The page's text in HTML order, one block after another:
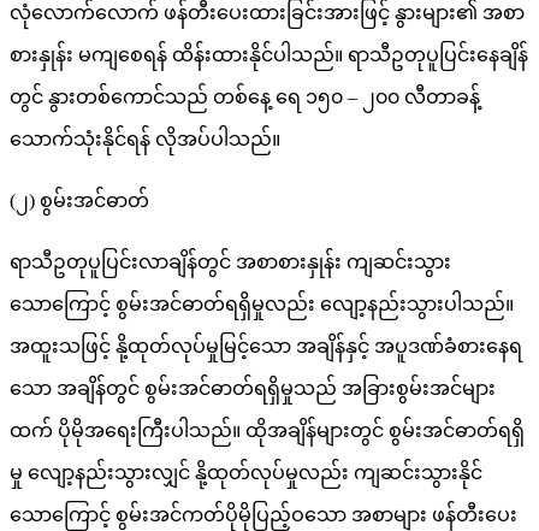
လုံလောက်လောက် ဖန်တီးပေးထားခြင်းအားဖြင့် နွားများ၏ အစာ
စားနှုန်း မကျစေရန် ထိန်းထားနိုင်ပါသည်။ ရာသီဥတုပူပြင်းနေချိန်
တွင် နွားတစ်ကောင်သည် တစ်နေ့ ရေ ၁၅၀ – ၂၀၀ လီတာခန့်
သောက်သုံးနိုင်ရန် လိုအပ်ပါသည်။
(၂) စွမ်းအင်ဓာတ်
ရာသီဥတုပူပြင်းလာချိန်တွင် အစာစားနှုန်း ကျဆင်းသွား
သောကြောင့် စွမ်းအင်ဓာတ်ရရှိမှုလည်း လျော့နည်းသွားပါသည်။
အထူးသဖြင့် နို့ထုတ်လုပ်မှုမြင့်သော အချိန်နှင့် အပူဒဏ်ခံစားနေရ
သော အချိန်တွင် စွမ်းအင်ဓာတ်ရရှိမှုသည် အခြားစွမ်းအင်များ
ထက် ပိုမိုအရေးကြီးပါသည်။ ထိုအချိန်များတွင် စွမ်းအင်ဓာတ်ရရှိ
မှု လျော့နည်းသွားလျှင် နို့ထုတ်လုပ်မှုလည်း ကျဆင်းသွားနိုင်
သောကြောင့် စွမ်းအင်ဂာတ်ပိုမိုပြည့်ဝသော အစာများ ဖန်တီးပေး